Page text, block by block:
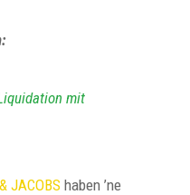
mit
JACOBS haben ’ne